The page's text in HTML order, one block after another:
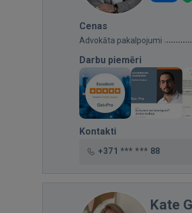
Cenas
Advokāta pakalpojumi
Darbu piemēri
Kontakti
+371 *** *** 88
Kate